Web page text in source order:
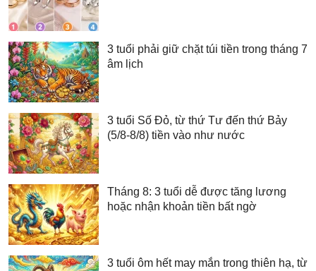
3 tuổi phải giữ chặt túi tiền trong tháng 7
âm lịch
3 tuổi Số Đỏ, từ thứ Tư đến thứ Bảy
(5/8-8/8) tiền vào như nước
Tháng 8: 3 tuổi dễ được tăng lương
hoặc nhận khoản tiền bất ngờ
3 tuổi ôm hết may mắn trong thiên hạ, từ